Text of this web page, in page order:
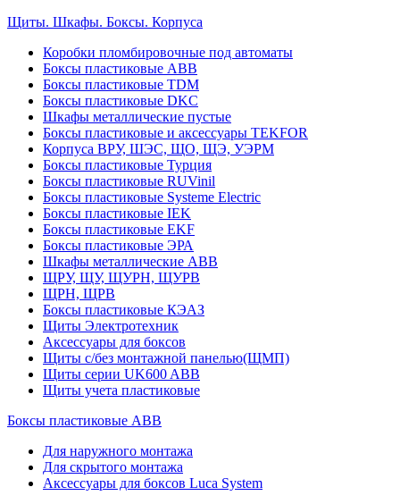
Щиты. Шкафы. Боксы. Корпуса
Коробки пломбировочные под автоматы
Боксы пластиковые ABB
Боксы пластиковые TDM
Боксы пластиковые DKC
Шкафы металлические пустые
Боксы пластиковые и аксессуары TEKFOR
Корпуса ВРУ, ШЭС, ЩО, ЩЭ, УЭРМ
Боксы пластиковые Турция
Боксы пластиковые RUVinil
Боксы пластиковые Systeme Electric
Боксы пластиковые IEK
Боксы пластиковые EKF
Боксы пластиковые ЭРА
Шкафы металлические ABB
ЩРУ, ЩУ, ЩУРН, ЩУРВ
ЩРН, ЩРВ
Боксы пластиковые КЭАЗ
Щиты Электротехник
Аксессуары для боксов
Щиты с/без монтажной панелью(ЩМП)
Щиты серии UK600 ABB
Щиты учета пластиковые
Боксы пластиковые ABB
Для наружного монтажа
Для скрытого монтажа
Аксессуары для боксов Luca System